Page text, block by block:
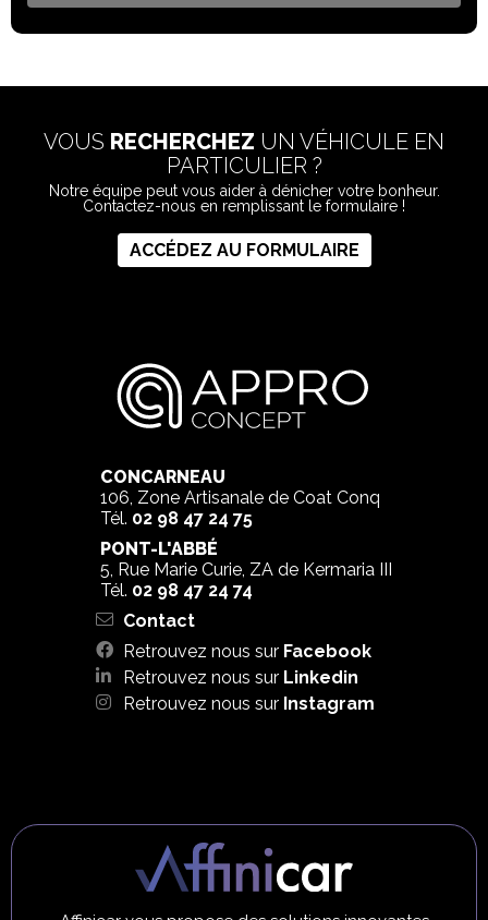
VOUS RECHERCHEZ UN VÉHICULE EN
PARTICULIER ?
Notre équipe peut vous aider à dénicher votre bonheur.
Contactez-nous en remplissant le formulaire !
ACCÉDEZ AU FORMULAIRE
CONCARNEAU
106, Zone Artisanale de Coat Conq
Tél. 02 98 47 24 75
PONT-L'ABBÉ
5, Rue Marie Curie, ZA de Kermaria III
Tél. 02 98 47 24 74
Contact
Retrouvez nous sur Facebook
Retrouvez nous sur Linkedin
Retrouvez nous sur Instagram